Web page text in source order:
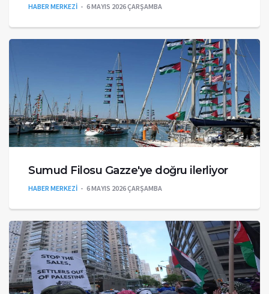
HABER MERKEZİ 6 MAYIS 2026 ÇARŞAMBA
Sumud Filosu Gazze'ye doğru ilerliyor
HABER MERKEZİ 6 MAYIS 2026 ÇARŞAMBA